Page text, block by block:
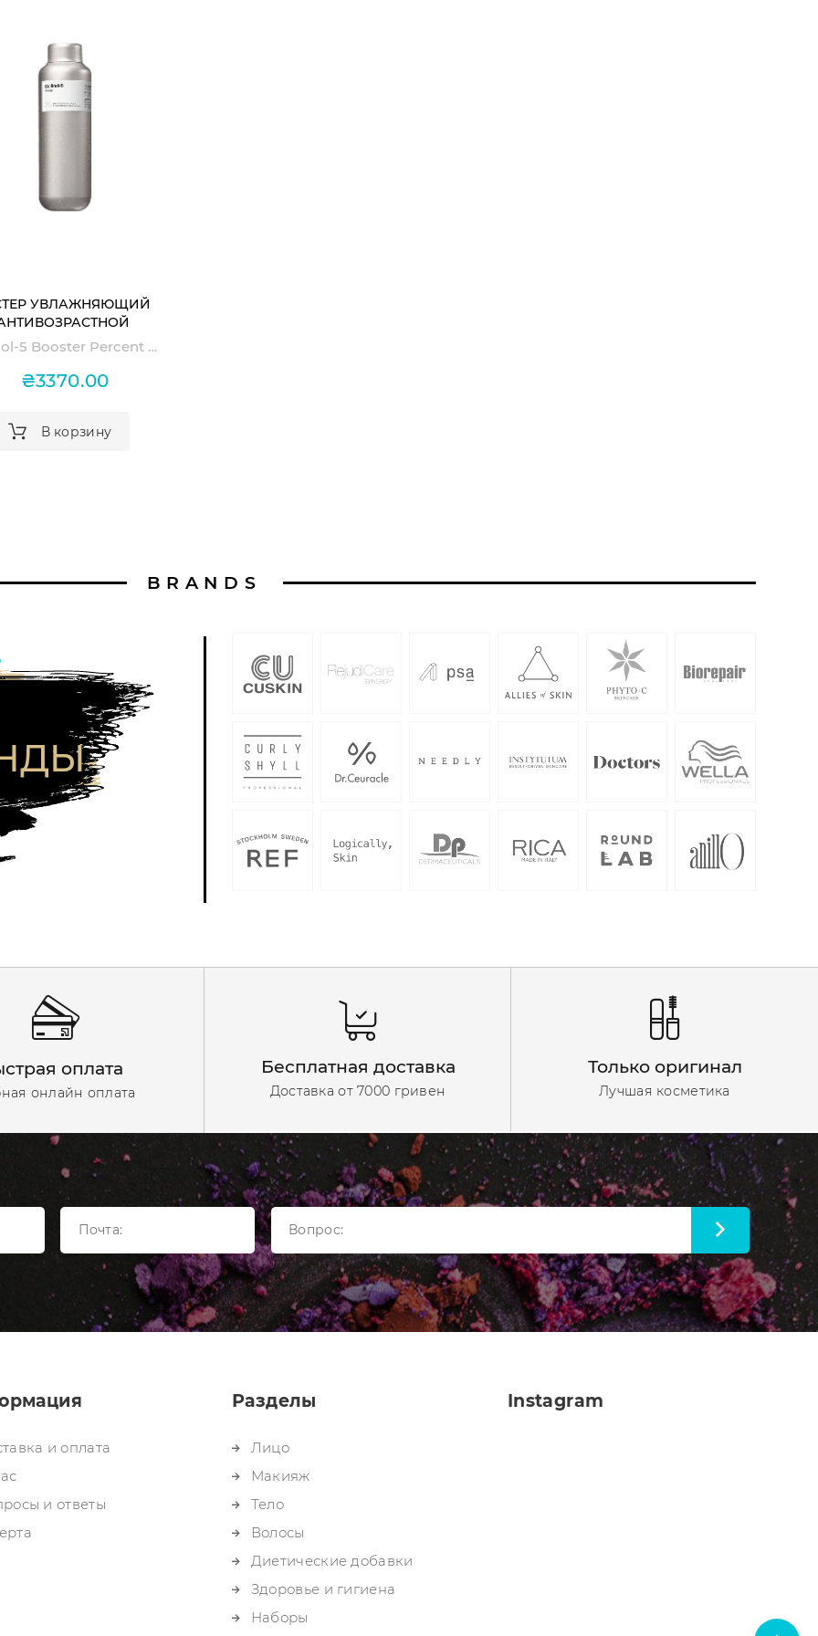
УВЛАЖНЯЮЩИЙ
5 BOOSTER
Cellinol-5 Booster Percent Science
₴3370.00
В корзину
BRANDS
оплата
онлайн оплата
Бесплатная доставка
Доставка от 7000 гривен
Только оригинал
Лучшая косметика
и оплата
и ответы
Разделы
Лицо
Макияж
Тело
Волосы
Диетические добавки
Здоровье и гигиена
Наборы
Instagram